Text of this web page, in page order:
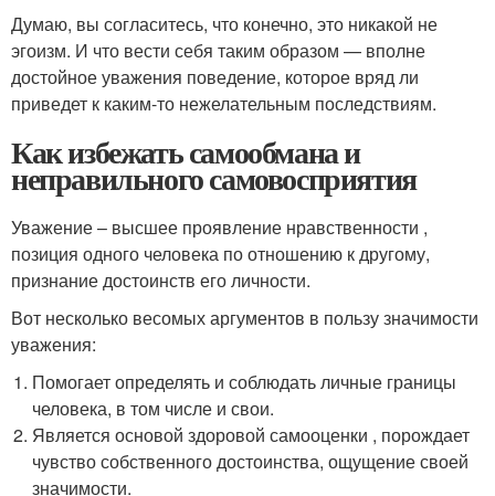
Думаю, вы согласитесь, что конечно, это никакой не
эгоизм. И что вести себя таким образом — вполне
достойное уважения поведение, которое вряд ли
приведет к каким-то нежелательным последствиям.
Как избежать самообмана и
неправильного самовосприятия
Уважение – высшее проявление нравственности ,
позиция одного человека по отношению к другому,
признание достоинств его личности.
Вот несколько весомых аргументов в пользу значимости
уважения:
Помогает определять и соблюдать личные границы
человека, в том числе и свои.
Является основой здоровой самооценки , порождает
чувство собственного достоинства, ощущение своей
значимости.